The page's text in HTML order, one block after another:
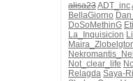
alisa23ADT_inc
BellaGiorno
DoSoMethinG
La_Inquisicion
Not_clear_life
Relagda Saya-